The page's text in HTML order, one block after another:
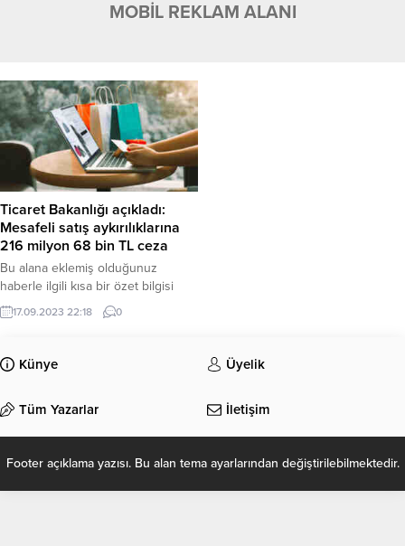
MOBİL REKLAM ALANI
Ticaret Bakanlığı açıkladı:
Mesafeli satış aykırılıklarına
216 milyon 68 bin TL ceza
Bu alana eklemiş olduğunuz
haberle ilgili kısa bir özet bilgisi
ekleyebilirsiniz. Bu metin yazı
düzenleme sayfasında “Özet”
eklenmişse başlık altında kalın
olarak bu şekilde gösterilir,
17.09.2023 22:18 0
Künye Üyelik
Tüm Yazarlar İletişim
Footer açıklama yazısı. Bu alan tema ayarlarından değiştirilebilmektedir.